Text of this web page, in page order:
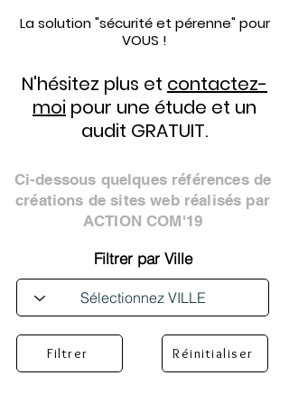
La solution "sécurité et pérenne" pour
VOUS !
N'hésitez plus et contactez-
moi pour une étude et un
audit GRATUIT.
Ci-dessous quelques références de
créations de sites web réalisés par
ACTION COM'19
Filtrer par Ville
Filtrer Réinitialiser